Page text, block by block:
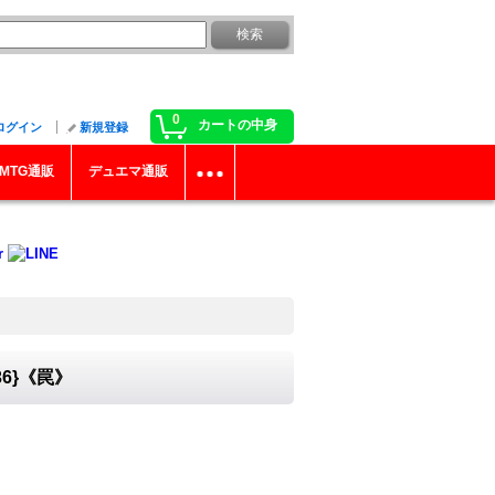
0 カートの中身
グイン 新規登録
MTG通販 デュエマ通販
《罠》